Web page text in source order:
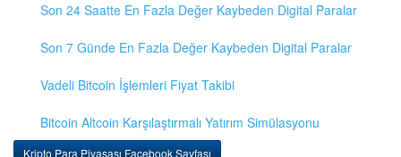
Son 24 Saatte En Fazla Değer Kaybeden Digital Paralar
Son 7 Günde En Fazla Değer Kaybeden Digital Paralar
Vadeli Bitcoin İşlemleri Fiyat Takibi
Bitcoin Altcoin Karşılaştırmalı Yatırım Simülasyonu
Kripto Para Piyasası Facebook Sayfası